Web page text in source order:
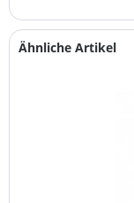
Ähnliche Artikel